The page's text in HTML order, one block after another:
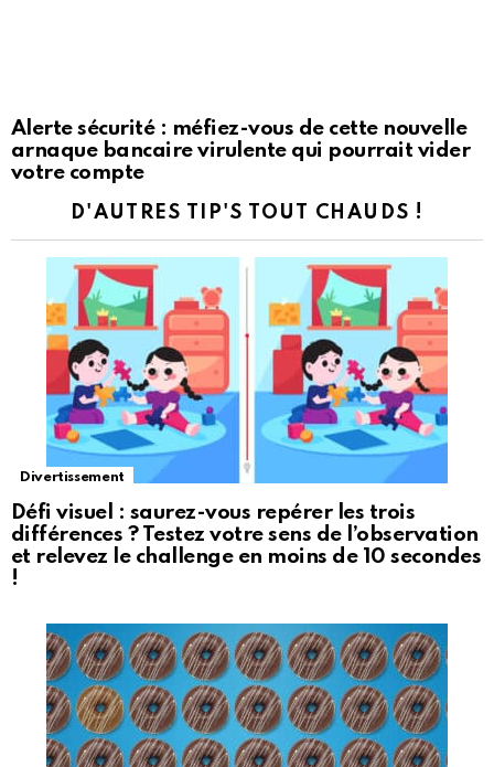
Alerte sécurité : méfiez-vous de cette nouvelle
arnaque bancaire virulente qui pourrait vider
votre compte
D'AUTRES TIP'S TOUT CHAUDS !
Divertissement
Défi visuel : saurez-vous repérer les trois
différences ? Testez votre sens de l’observation
et relevez le challenge en moins de 10 secondes
!